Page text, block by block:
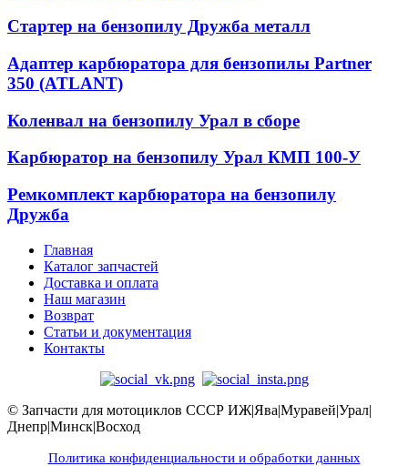
Стартер на бензопилу Дружба металл
Адаптер карбюратора для бензопилы Partner
350 (ATLANT)
Коленвал на бензопилу Урал в сборе
Карбюратор на бензопилу Урал КМП 100-У
Ремкомплект карбюратора на бензопилу
Дружба
Главная
Каталог запчастей
Доставка и оплата
Наш магазин
Возврат
Статьи и документация
Контакты
© Запчасти для мотоциклов СССР ИЖ|Ява|Муравей|Урал|
Днепр|Минск|Восход
Политика конфиденциальности и обработки данных